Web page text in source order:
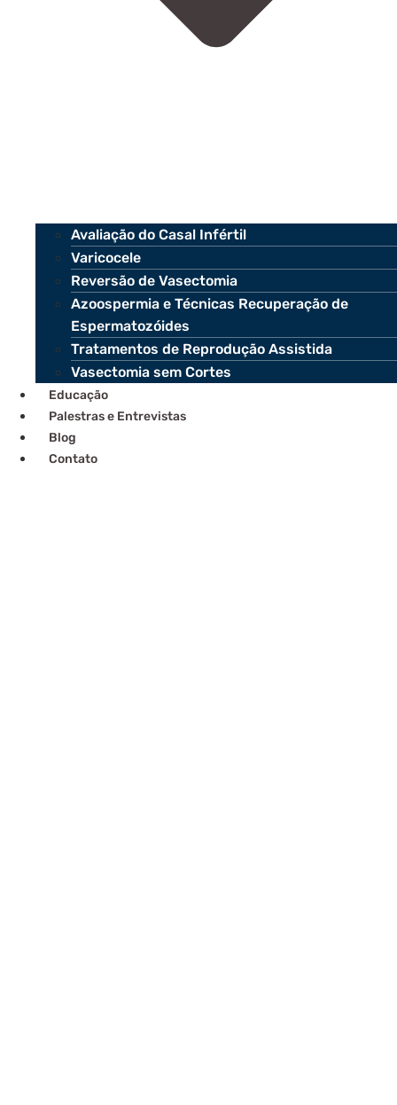
Avaliação do Casal Infértil
Varicocele
Reversão de Vasectomia
Azoospermia e Técnicas Recuperação de
Espermatozóides
Tratamentos de Reprodução Assistida
Vasectomia sem Cortes
Educação
Palestras e Entrevistas
Blog
Contato